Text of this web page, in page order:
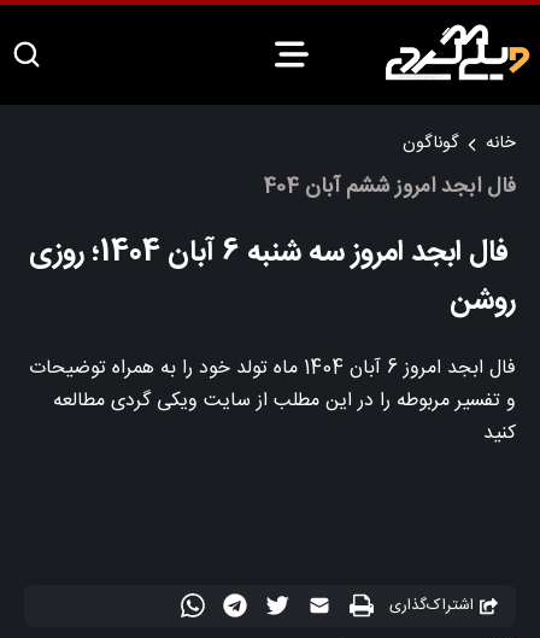
خانه گوناگون
فال ابجد امروز ششم آبان 404
فال ابجد امروز سه شنبه 6 آبان 1404؛ روزی
روشن
فال ابجد امروز 6 آبان 1404 ماه تولد خود را به همراه توضیحات
و تفسیر مربوطه را در این مطلب از سایت ویکی گردی مطالعه
کنید
اشتراک‌گذاری